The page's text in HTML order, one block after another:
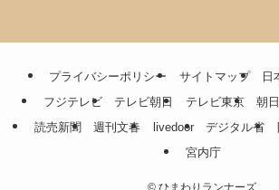
プライバシーポリシー サイトマップ 日
フジテレビ
テレビ朝日 テレビ東京 朝
読売新聞
週刊文春 livedoor デジタル省
宮内庁
©ひまわりランナーズ.